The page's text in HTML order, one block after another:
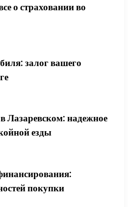
о страховании во
залог вашего
Лазаревском: надежное
езды
покупки